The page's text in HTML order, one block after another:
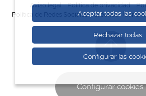
Aviso legal Política de privacidad
Política de Redes Sociales
Créditos Canal
Configurar cookies
Aceptar todas las
Rechazar todas
Configurar las